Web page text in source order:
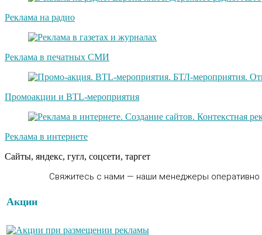
Реклама на радио
Реклама в печатных СМИ
Промоакции и BTL-мероприятия
Реклама в интернете
Сайты, яндекс, гугл, соцсети, таргет
Свяжитесь с нами — наши менеджеры
Акции